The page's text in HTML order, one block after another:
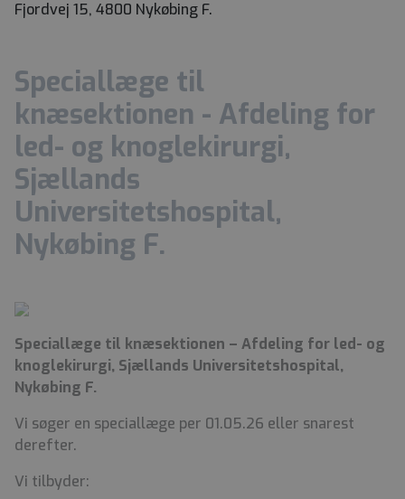
Fjordvej 15, 4800 Nykøbing F.
Speciallæge til
knæsektionen - Afdeling for
led- og knoglekirurgi,
Sjællands
Universitetshospital,
Nykøbing F.
Speciallæge til knæsektionen – Afdeling for led- og
knoglekirurgi, Sjællands Universitetshospital,
Nykøbing F.
Vi søger en speciallæge per 01.05.26 eller snarest
derefter.
Vi tilbyder: